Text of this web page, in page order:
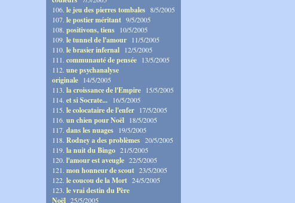
106. le jeu des pierres tombales 8/5/2005
107. le postier méritant 9/5/2005
108. positivons, tiens 10/5/2005
109. le tunnel de l'amour 11/5/2005
110. le brasier infernal 12/5/2005
111. communauté de pensée 13/5/2005
112. une psychanalyse
originale 14/5/2005
113. la croissance de l'Empire 15/5/2005
114. et si Socrate... 16/5/2005
115. le colocataire de l'enfer 17/5/2005
116. un chien pour Noël 18/5/2005
117. dans les nuages 19/5/2005
118. Rodney a des problèmes 20/5/2005
119. la nuit du Bingo 21/5/2005
120. l'amour est aveugle 22/5/2005
121. mon honneur de scout 23/5/2005
122. le coucou de la Mort 24/5/2005
123. le vrai destin du Père
Noël 25/5/2005